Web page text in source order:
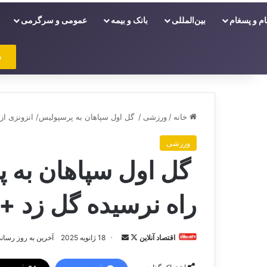
و پسغام بین‌المللی بانک و بیمه عمومی و سرگرمی
خانه / ورزشی / گل اول سپاهان به پرسپولیس/ انزونزی
ورزشی
گل اول سپاهان به
راه نرسیده گل زد
اقتصاد آنلاین
د
18 ژانویه 2025 آخرین به روز رسانی: 18 ژانویه